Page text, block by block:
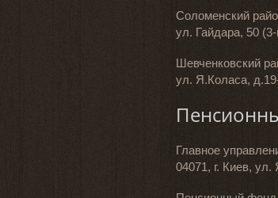
Соломенский
ул. Гайдара, 50
Шевченковский
ул. Я.Коласа,
Главное
04071, г. Киев, ул.